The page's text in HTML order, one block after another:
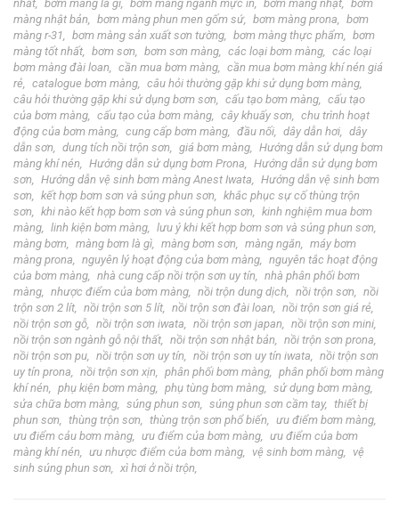
nhất
bơm màng là gì bơm màng ngành mực in bơm màng nhật
bơm
màng nhật bản
bơm màng phun men gốm sứ bơm màng prona
bơm
màng r-31
bơm màng sản xuất sơn tường bơm màng thực phẩm
bơm
màng tốt nhất
bơm sơn bơm sơn màng các loại bơm màng
các loại
bơm màng đài loan
cần mua bơm màng
cần mua bơm màng khí nén giá
rẻ
catalogue bơm màng
câu hỏi thường gặp khi sử dụng bơm màng
câu hỏi thường gặp khi sử dụng bơm sơn
cấu tạo bơm màng
cấu tạo
của bơm màng
cấu tạo của bơm màng cây khuấy sơn
chu trình hoạt
động của bơm màng
cung cấp bơm màng đầu nối dây dẫn hơi
dây
dẫn sơn
dung tích nồi trộn sơn giá bơm màng
Hướng dẫn sử dụng bơm
màng khí nén
Hướng dẫn sử dụng bơm Prona
Hướng dẫn sử dụng bơm
sơn
Hướng dẫn vệ sinh bơm màng Anest Iwata
Hướng dẫn vệ sinh bơm
sơn
kết hợp bơm sơn và súng phun sơn
khắc phục sự cố thùng trộn
sơn
khi nào kết hợp bơm sơn và súng phun sơn
kinh nghiệm mua bơm
màng
linh kiện bơm màng
lưu ý khi kết hợp bơm sơn và súng phun sơn
màng bơm
màng bơm là gì màng bơm sơn màng ngăn
máy bơm
màng prona
nguyên lý hoạt động của bơm màng
nguyên tắc hoạt động
của bơm màng
nhà cung cấp nồi trộn sơn uy tín
nhà phân phối bơm
màng
nhược điểm của bơm màng nồi trộn dung dịch nồi trộn sơn
nồi
trộn sơn 2 lít
nồi trộn sơn 5 lít nồi trộn sơn đài loan
nồi trộn sơn giá rẻ
nồi trộn sơn gỗ
nồi trộn sơn iwata nồi trộn sơn japan
nồi trộn sơn mini
nồi trộn sơn ngành gỗ nội thất
nồi trộn sơn nhật bản
nồi trộn sơn prona
nồi trộn sơn pu
nồi trộn sơn uy tín nồi trộn sơn uy tín iwata
nồi trộn sơn
uy tín prona
nồi trộn sơn xịn phân phối bơm màng
phân phối bơm màng
khí nén
phụ kiện bơm màng phụ tùng bơm màng
sử dụng bơm màng
sửa chữa bơm màng
súng phun sơn súng phun sơn cầm tay
thiết bị
phun sơn
thùng trộn sơn thùng trộn sơn phổ biến
ưu điểm bơm màng
ưu điểm cảu bơm màng
ưu điểm của bơm màng
ưu điểm của bơm
màng khí nén
ưu nhược điểm của bơm màng vệ sinh bơm màng
vệ
sinh súng phun sơn
xì hơi ở nồi trộn